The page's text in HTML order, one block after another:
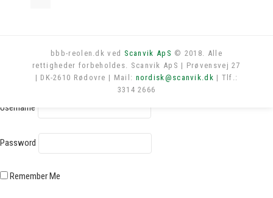
bbb-reolen.dk ved Scanvik ApS © 2018. Alle
rettigheder forbeholdes. Scanvik ApS | Prøvensvej 27
| DK-2610 Rødovre | Mail: nordisk@scanvik.dk | Tlf.:
3314 2666
Log in
Username
Password
Remember Me